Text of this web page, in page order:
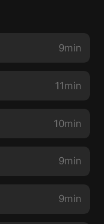
9min
11min
10min
9min
9min